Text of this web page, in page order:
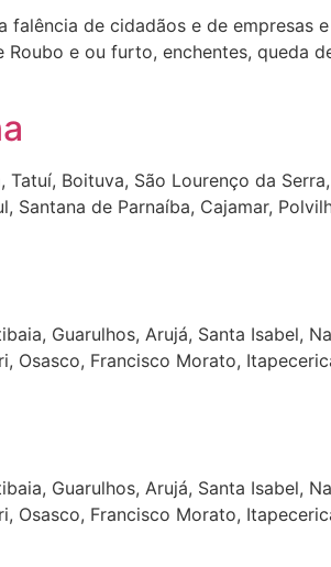
falência de cidadãos e de empresas e
e ou furto, enchentes, queda
Boituva, São Lourenço da
Santana de Parnaíba, Cajamar,
Guarulhos, Arujá, Santa Isabel,
Osasco, Francisco Morato,
Guarulhos, Arujá, Santa Isabel,
Osasco, Francisco Morato,